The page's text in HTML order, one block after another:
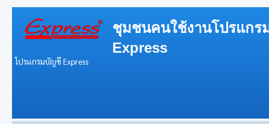
ชุมชนคนใช้งานโปรแก
Express
โปรแกรมบัญชี Express